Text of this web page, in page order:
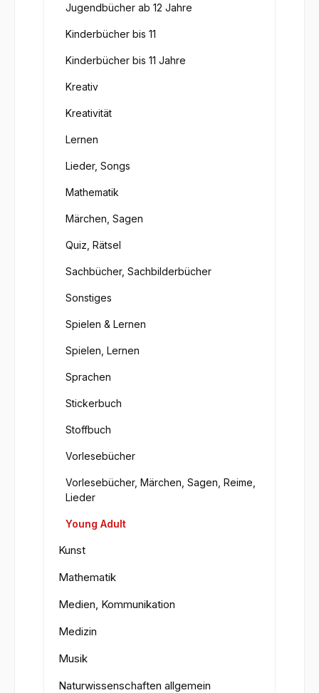
Jugendbücher ab 12 Jahre
Kinderbücher bis 11
Kinderbücher bis 11 Jahre
Kreativ
Kreativität
Lernen
Lieder, Songs
Mathematik
Märchen, Sagen
Quiz, Rätsel
Sachbücher, Sachbilderbücher
Sonstiges
Spielen & Lernen
Spielen, Lernen
Sprachen
Stickerbuch
Stoffbuch
Vorlesebücher
Vorlesebücher, Märchen, Sagen, Reime,
Lieder
Young Adult
Kunst
Mathematik
Medien, Kommunikation
Medizin
Musik
Naturwissenschaften allgemein